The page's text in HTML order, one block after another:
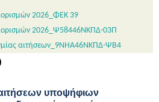
2026_ΦΕΚ 39
2026_Ψ58446ΝΚΠΔ-03Π
αιτήσεων_9ΝΗΑ46ΝΚΠΔ-ΨΒ4
υποψήφιων